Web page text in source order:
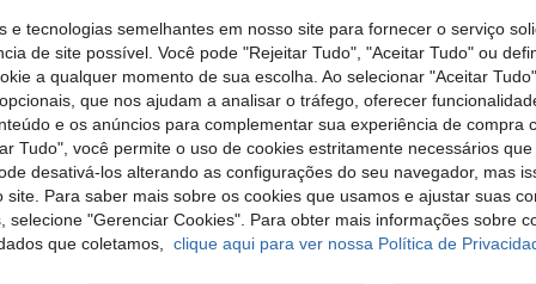
Conjunto de 4 Peças de Ear Cuffs Minimalistas com Zircónia Cúbica - Podem Ser Sobrepostos, Sem Necessidade de Perfuração, Adequados para Uso Diário no Escritório (Conjunto de 4 Peças, Não 4 Pares), Presente para Ela
em Diariamente Brincos Femininos
Economizar 0,02€
Conjunto de brincos de moda em tom dourado para mulher, 6/18 peças, inclui flores para orelha esquerda e direita, flores de cinco pétalas, gota, coração e pequenos designs em forma de C, adequado para uso diário, encontros, festas, namoradas, mães, estético
#1 Mais Vendido em Vibrações Góticas Brincos Femininos
4,24€ 4,26€
-1% Conjunto de 6 brincos de barra curva de aço
#4 Mais
4,73€ 4,78€
e tecnologias semelhantes em nosso site para fornecer o serviço
de site possível. Você pode "Rejeitar Tudo", "Aceitar Tudo" ou
a qualquer momento de sua escolha. Ao selecionar "Aceitar
que nos ajudam a analisar o tráfego, oferecer
e os anúncios para complementar sua experiência de compra
Tudo", você permite o uso de cookies estritamente necessários
desativá-los alterando as configurações do seu navegador, mas
site. Para saber mais sobre os cookies que usamos e ajustar suas
selecione "Gerenciar Cookies". Para obter mais informações sobre
que coletamos, clique aqui para ver nossa Política de